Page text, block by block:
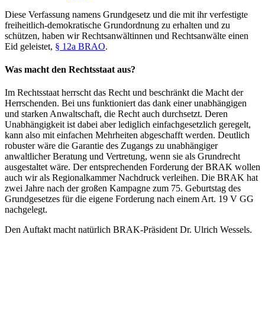
Diese Verfassung namens Grundgesetz und die mit ihr verfestigte
freiheitlich-demokratische Grundordnung zu erhalten und zu
schützen, haben wir Rechtsanwältinnen und Rechtsanwälte einen
Eid geleistet, § 12a BRAO.
Was macht den Rechtsstaat aus?
Im Rechtsstaat herrscht das Recht und beschränkt die Macht der
Herrschenden. Bei uns funktioniert das dank einer unabhängigen
und starken Anwaltschaft, die Recht auch durchsetzt. Deren
Unabhängigkeit ist dabei aber lediglich einfachgesetzlich geregelt,
kann also mit einfachen Mehrheiten abgeschafft werden. Deutlich
robuster wäre die Garantie des Zugangs zu unabhängiger
anwaltlicher Beratung und Vertretung, wenn sie als Grundrecht
ausgestaltet wäre. Der entsprechenden Forderung der BRAK wollen
auch wir als Regionalkammer Nachdruck verleihen. Die BRAK hat
zwei Jahre nach der großen Kampagne zum 75. Geburtstag des
Grundgesetzes für die eigene Forderung nach einem Art. 19 V GG
nachgelegt.
Den Auftakt macht natürlich BRAK-Präsident Dr. Ulrich Wessels.